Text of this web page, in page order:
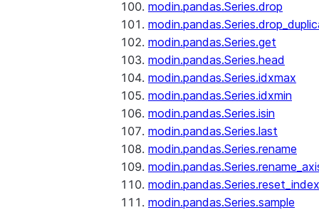
modin.pandas.Series.drop
modin.pandas.Series.get
modin.pandas.Series.head
modin.pandas.Series.idxmax
modin.pandas.Series.idxmin
modin.pandas.Series.isin
modin.pandas.Series.last
modin.pandas.Series.rename
modin.pandas.Series.reset_index
modin.pandas.Series.sample